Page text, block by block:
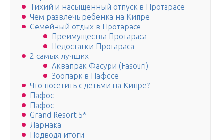
Тихий и насыщенный отпуск в Протарасе
Чем развлечь ребенка на Кипре
Семейный отдых в Протарасе
Преимущества Протараса
Недостатки Протараса
2 самых лучших
Аквапрак Фасури (Fasouri)
Зоопарк в Пафосе
Что посетить с детьми на Кипре?
Пафос
Пафос
Grand Resort 5*
Ларнака
Подводя итоги